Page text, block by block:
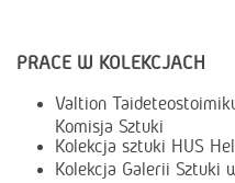
PRACE W KOLEKCJACH
Valtion
Komisja Sztuki
Kolekcja sztuki HUS
Kolekcja Galerii Sztuki